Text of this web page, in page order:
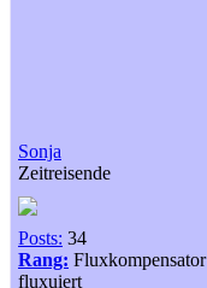
Sonja
Zeitreisende
Posts: 34
Rang: Fluxkompensator
fluxuiert